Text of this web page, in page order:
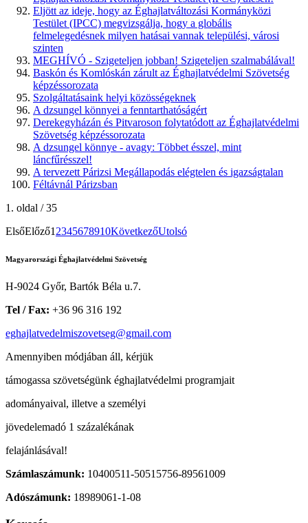
Eljött az ideje, hogy az Éghajlatváltozási Kormányközi
Testület (IPCC) megvizsgálja, hogy a globális
felmelegedésnek milyen hatásai vannak települési, városi
szinten
MEGHÍVÓ - Szigeteljen jobban! Szigeteljen szalmabálával!
Baskón és Komlóskán zárult az Éghajlatvédelmi Szövetség
képzéssorozata
Szolgáltatásaink helyi közösségeknek
A dzsungel könnyei a fenntarthatóságért
Derekegyházán és Pitvaroson folytatódott az Éghajlatvédelmi
Szövetség képzéssorozata
A dzsungel könnye - avagy: Többet ésszel, mint
láncfűrésszel!
A tervezett Párizsi Megállapodás elégtelen és igazságtalan
Féltávnál Párizsban
1. oldal / 35
ElsőElőző12345678910KövetkezőUtolsó
Magyarországi Éghajlatvédelmi Szövetség
H-9024 Győr, Bartók Béla u.7.
Tel / Fax: +36 96 316 192
eghajlatvedelmiszovetseg@gmail.com
Amennyiben módjában áll, kérjük
támogassa szövetségünk éghajlatvédelmi programjait
adományaival, illetve a személyi
jövedelemadó 1 százalékának
felajánlásával!
Számlaszámunk: 10400511-50515756-89561009
Adószámunk: 18989061-1-08